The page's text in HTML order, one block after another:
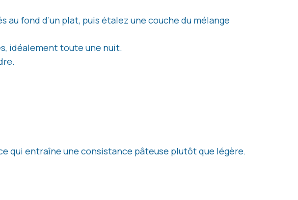
fond d’un plat, puis étalez une couche du mélange
idéalement toute une nuit.
qui entraîne une consistance pâteuse plutôt que légère.